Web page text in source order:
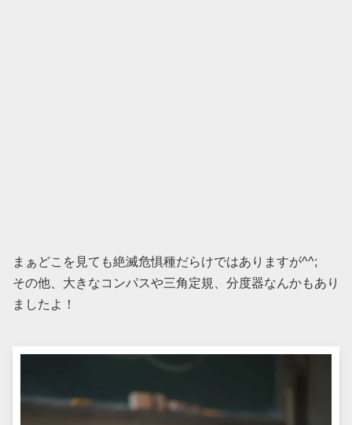
まぁどこを見ても絶滅危惧種だらけではありますが^^;
その他、大きなコンパスや三角定規、分度器なんかもあり
ましたよ！